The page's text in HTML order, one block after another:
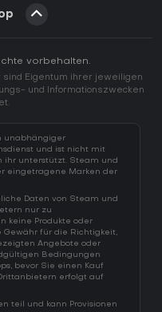
vorbehalten.
sind Eigentum ihrer jeweiligen
und Informationszwecken
unabhängiger
und ist nicht mit
ihr unterstützt. Steam und
eingetragene Marken der
Daten von Steam und
nur zu
keine Produkte oder
für die Richtigkeit,
Angebote oder
Bedingungen
bevor Sie einen Kauf
erfolgt auf
teil und kann Provisionen